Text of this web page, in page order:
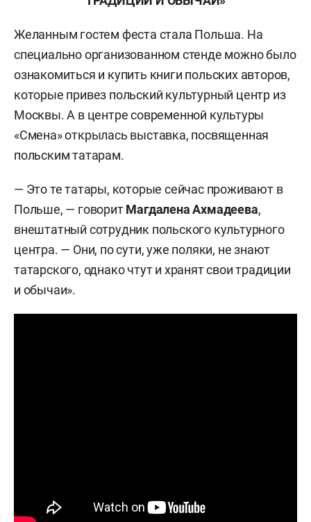
Желанным гостем феста стала Польша. На
специально организованном стенде можно было
ознакомиться и купить книги польских авторов,
которые привез польский культурный центр из
Москвы. А в центре современной культуры
«Смена» открылась выставка, посвященная
польским татарам.
— Это те татары, которые сейчас проживают в
Польше, — говоритМагдалена Ахмадеева,
внештатный сотрудник польского культурного
центра. — Они, по сути, уже поляки, не знают
татарского, однако чтут и хранят свои традиции
и обычаи».